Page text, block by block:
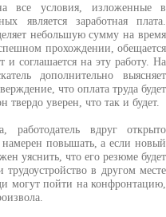
все условия, изложенные в
является заработная плата.
небольшую сумму на время
прохождении, обещается
и соглашается на эту работу. На
дополнительно выясняет
что оплата труда будет
твердо уверен, что так и будет.
работодатель вдруг открыто
намерен повышать, а если новый
уяснить, что его резюме будет
в другом месте
могут пойти на конфронтацию,